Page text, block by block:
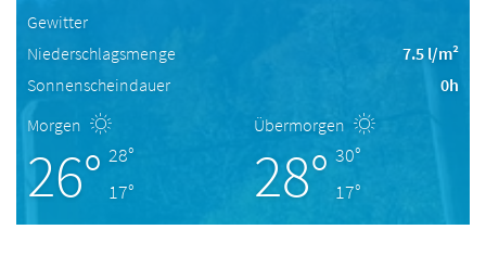
Gewitter
Niederschlagsmenge
7.5 l/m²
Sonnenscheindauer
0h
Morgen
26° 28°
17°
Übermorgen
28° 30°
17°